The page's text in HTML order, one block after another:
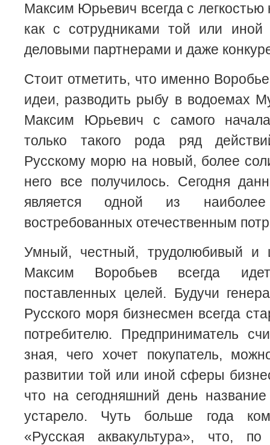
Максим Юрьевич всегда с
как с сотрудниками той или
деловыми партнерами и даже
Стоит отметить, что именно
идеи, разводить рыбу в водоемах
Максим Юрьевич с самого
только такого рода ряд
Русскому морю на новый, более
него все получилось. Сегодня
является одной из
востребованных отечественным
Умный, честный, трудолюбивый и
Максим Воробьев всегда
поставленных целей. Будучи
Русского моря бизнесмен всегда
потребителю. Предприниматель
зная, чего хочет покупатель,
развитии той или иной сферы
что на сегодняшний день
устарело. Чуть больше года
«Русская аквакультура», что,